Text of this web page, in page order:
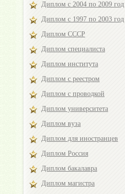
Диплом с 2004 по 2009 год
Диплом с 1997 по 2003 год
Диплом СССР
Диплом специалиста
Диплом института
Диплом с реестром
Диплом с проводкой
Диплом университета
Диплом вуза
Диплом для иностранцев
Диплом Россия
Диплом бакалавра
Диплом магистра